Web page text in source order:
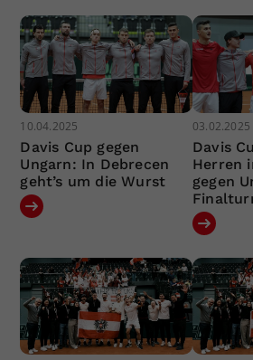
10.04.2025
Davis Cup gegen
Ungarn: In Debrecen
geht’s um die Wurst
03.02.2025
Davis
Herren
gegen